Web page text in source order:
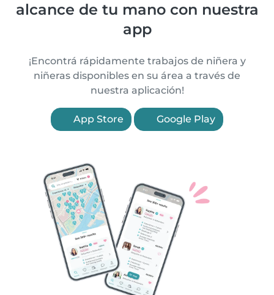
alcance de tu mano con nuestra
app
¡Encontrá rápidamente trabajos de niñera y
niñeras disponibles en su área a través de
nuestra aplicación!
App Store Google Play